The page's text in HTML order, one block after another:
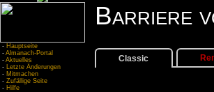
- Hauptseite
- Almanach-Portal
- Aktuelles
- Letzte Änderungen
- Mitmachen
- Zufällige Seite
- Hilfe
Barriere
Classic